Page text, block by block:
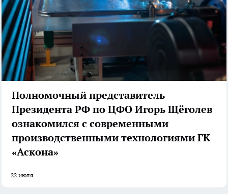
Полномочный представитель
Президента РФ по ЦФО Игорь Щёголев
ознакомился с современными
производственными технологиями ГК
«Аскона»
22 июля